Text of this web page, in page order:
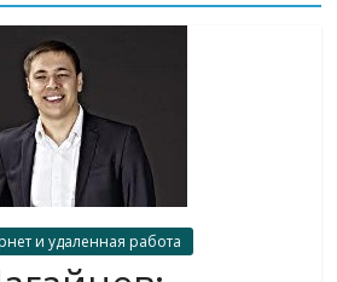
и удаленная работа